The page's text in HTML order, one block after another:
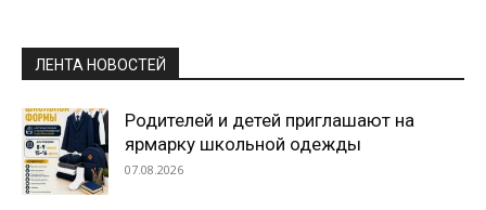
ЛЕНТА НОВОСТЕЙ
Родителей и детей приглашают на
ярмарку школьной одежды
07.08.2026